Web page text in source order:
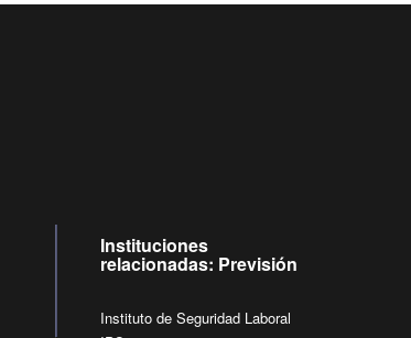
Instituciones
relacionadas: Previsión
Instituto de Seguridad Laboral